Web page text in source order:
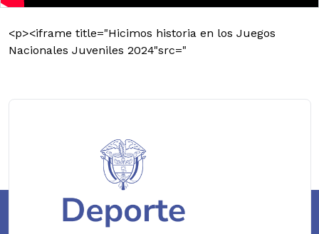
<p><iframe title="Hicimos historia en los Juegos
Nacionales Juveniles 2024"src="